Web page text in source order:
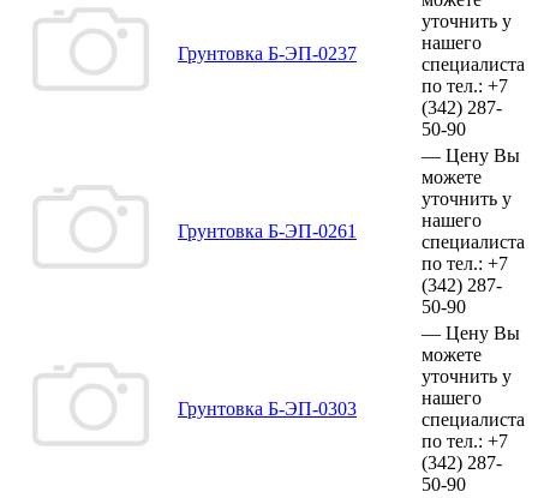
Грунтовка Б-ЭП-0237
уточнить у
нашего
специалиста
по тел.: +7
(342) 287-
50-90
Грунтовка Б-ЭП-0261
— Цену Вы
можете
уточнить у
нашего
специалиста
по тел.: +7
(342) 287-
50-90
Грунтовка Б-ЭП-0303
— Цену Вы
можете
уточнить у
нашего
специалиста
по тел.: +7
(342) 287-
50-90